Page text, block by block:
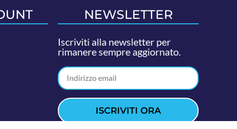
NEWSLETTER
Iscriviti alla newsletter per
rimanere sempre aggiornato.
ISCRIVITI ORA